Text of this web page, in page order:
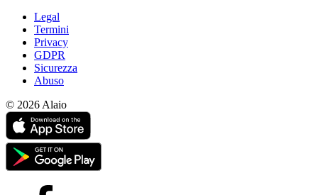
Legal
Termini
Privacy
GDPR
Sicurezza
Abuso
© 2026 Alaio